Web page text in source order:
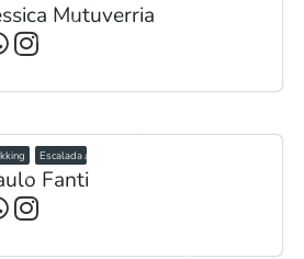
Mutuverria
Escalada
Fanti